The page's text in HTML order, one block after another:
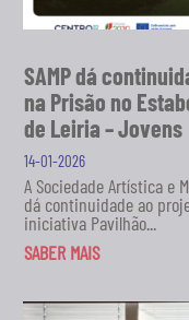
SAMP dá
na Prisão no
de Leiria – Jovens
14-01-2026
A Sociedade Artística e
dá continuidade ao
iniciativa Pavilhão...
SABER MAIS